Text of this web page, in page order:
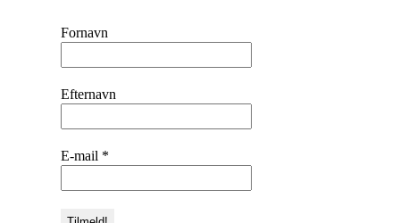
Fornavn
Efternavn
E-mail *